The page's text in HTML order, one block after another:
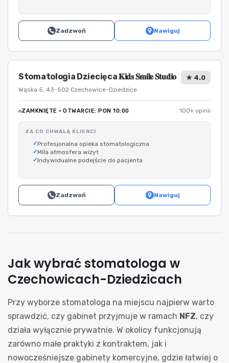
Zadzwoń Nawiguj
Stomatologia Dziecięca 𝐊𝐢𝐝𝐬 𝐒𝐦𝐢𝐥𝐞 𝐒𝐭𝐮𝐝𝐢𝐨
Wąska 5, 43-502 Czechowice-Dziedzice
★ 4.0
ZAMKNIĘTE · OTWARCIE: PON 10:00 100+ opinii
ZA CO CHWALĄ KLIENCI
Profesjonalna opieka stomatologiczna
Miła atmosfera wizyt
Indywidualne podejście do pacjenta
Zadzwoń Nawiguj
Jak wybrać stomatologa w
Czechowicach-Dziedzicach
Przy wyborze stomatologa na miejscu najpierw warto
sprawdzić, czy gabinet przyjmuje w ramach NFZ, czy
działa wyłącznie prywatnie. W okolicy funkcjonują
zarówno małe praktyki z kontraktem, jak i
nowocześniejsze gabinety komercyjne, gdzie łatwiej o